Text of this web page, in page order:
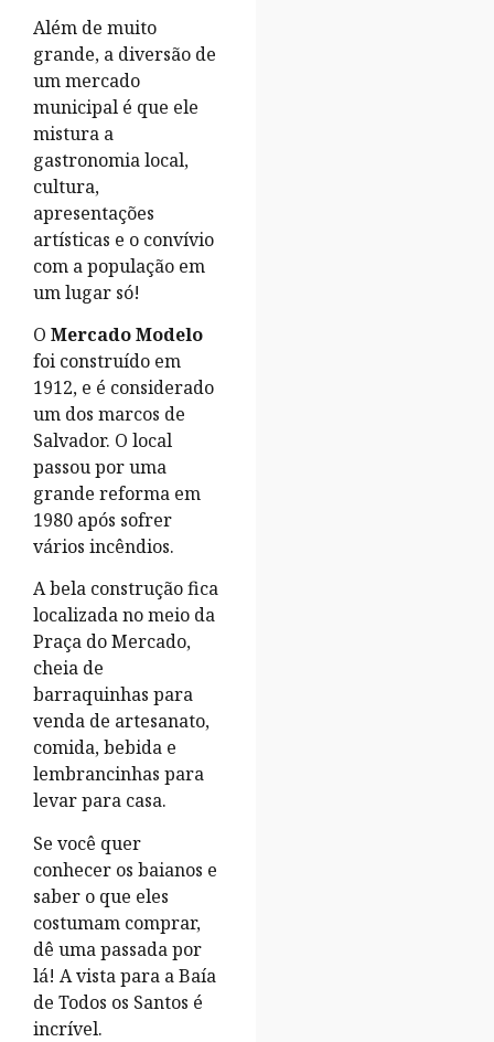
Além de muito
grande, a diversão de
um mercado
municipal é que ele
mistura a
gastronomia local,
cultura,
apresentações
artísticas e o convívio
com a população em
um lugar só!
O Mercado Modelo
foi construído em
1912, e é considerado
um dos marcos de
Salvador. O local
passou por uma
grande reforma em
1980 após sofrer
vários incêndios.
A bela construção fica
localizada no meio da
Praça do Mercado,
cheia de
barraquinhas para
venda de artesanato,
comida, bebida e
lembrancinhas para
levar para casa.
Se você quer
conhecer os baianos e
saber o que eles
costumam comprar,
dê uma passada por
lá! A vista para a Baía
de Todos os Santos é
incrível.